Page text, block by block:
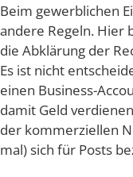
Beim gewerb­li­chen
ande­re Regeln. Hier
die Abklä­rung der
Es ist nicht
einen Busi­ness-
damit Geld
der kom­mer­zi­el­len
mal) sich für Posts